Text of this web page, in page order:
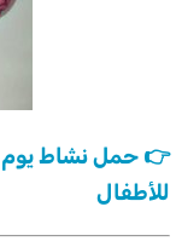
👉 حمل نشاط يوم
للأطفال